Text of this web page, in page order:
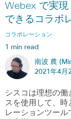
Webex で実
できるコラボ
コラボレーション
1 min read
南波 農
2021年4月
シスコは理想の働
スを使用して、
レーションツー